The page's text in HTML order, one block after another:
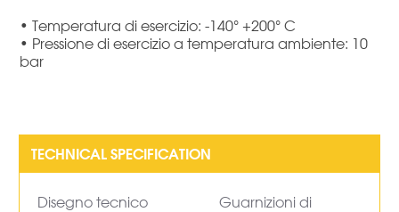
• Temperatura di esercizio: -140° +200° C
• Pressione di esercizio a temperatura ambiente: 10
bar
Disegno tecnico
Guarnizioni di